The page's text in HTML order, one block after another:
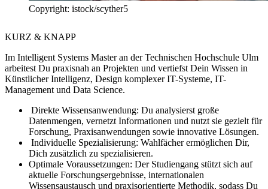
Copyright: istock/scyther5
KURZ & KNAPP
Im Intelligent Systems Master an der Technischen Hochschule Ulm
arbeitest Du praxisnah an Projekten und vertiefst Dein Wissen in
Künstlicher Intelligenz, Design komplexer IT-Systeme, IT-
Management und Data Science.
Direkte Wissensanwendung: Du analysierst große
Datenmengen, vernetzt Informationen und nutzt sie gezielt für
Forschung, Praxisanwendungen sowie innovative Lösungen.
Individuelle Spezialisierung: Wahlfächer ermöglichen Dir,
Dich zusätzlich zu spezialisieren.
Optimale Voraussetzungen: Der Studiengang stützt sich auf
aktuelle Forschungsergebnisse, internationalen
Wissensaustausch und praxisorientierte Methodik, sodass Du